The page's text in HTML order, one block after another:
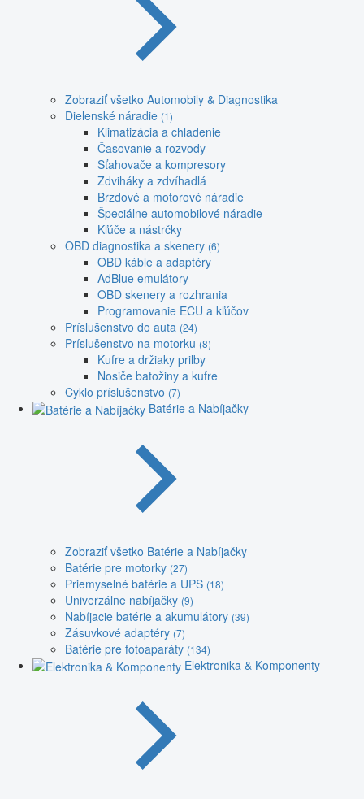
Zobraziť všetko Automobily & Diagnostika
Dielenské náradie (1)
Klimatizácia a chladenie
Časovanie a rozvody
Sťahovače a kompresory
Zdviháky a zdvíhadlá
Brzdové a motorové náradie
Špeciálne automobilové náradie
Kľúče a nástrčky
OBD diagnostika a skenery (6)
OBD káble a adaptéry
AdBlue emulátory
OBD skenery a rozhrania
Programovanie ECU a kľúčov
Príslušenstvo do auta (24)
Príslušenstvo na motorku (8)
Kufre a držiaky prilby
Nosiče batožiny a kufre
Cyklo príslušenstvo (7)
Batérie a Nabíjačky
Zobraziť všetko Batérie a Nabíjačky
Batérie pre motorky (27)
Priemyselné batérie a UPS (18)
Univerzálne nabíjačky (9)
Nabíjacie batérie a akumulátory (39)
Zásuvkové adaptéry (7)
Batérie pre fotoaparáty (134)
Elektronika & Komponenty